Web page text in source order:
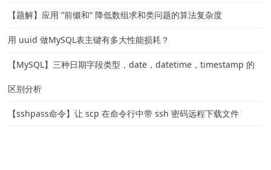
【题解】应用 ”前缀和“ 降低数组求和类问题的算法复杂度
用 uuid 做MySQL表主键有多大性能损耗？
【MySQL】三种日期字段类型，date，datetime，timestamp 的
区别分析
【sshpass命令】让 scp 在命令行中带 ssh 密码远程下载文件